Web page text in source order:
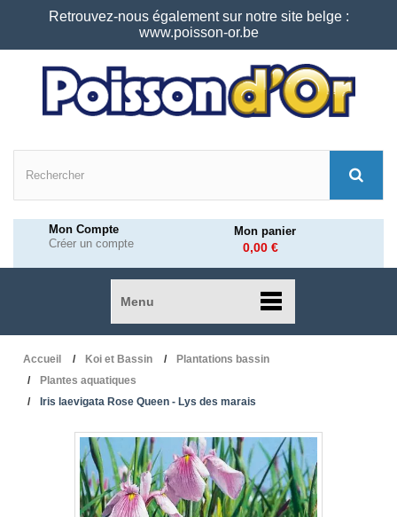
Retrouvez-nous également sur notre site belge :
www.poisson-or.be
Mon Compte
Créer un compte
Mon panier
0,00 €
Menu
Accueil Koi et Bassin
Plantations bassin
Plantes aquatiques
Iris laevigata Rose Queen - Lys des marais